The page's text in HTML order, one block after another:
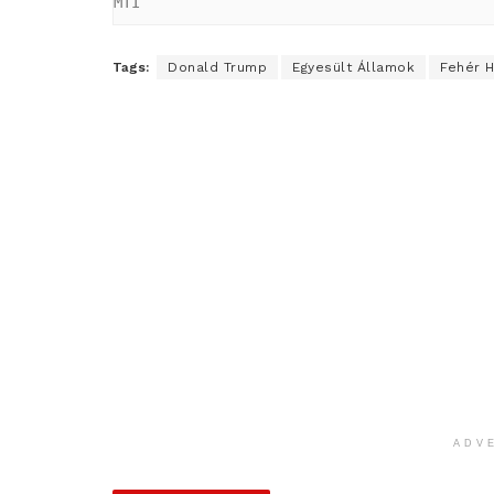
Tags: Donald Trump Egyesült Államok Fehér